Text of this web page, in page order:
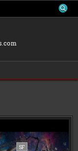
Posted
SF